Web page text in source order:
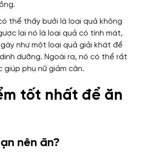
thể thấy bưởi là loại quả không
lại nó là loại quả có tính mát,
như một loại quả giải khát để
dưỡng. Ngoài ra, nó có thể rất
giúp phụ nữ giảm cân.
tốt nhất để ăn
nên ăn?